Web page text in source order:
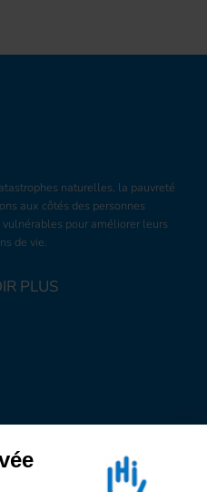
naturelles, la pauvreté
aux côtés des personnes
pour améliorer leurs
de vie.
PLUS